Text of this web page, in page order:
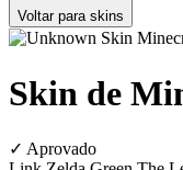
Voltar para skins
Skin de
✓ Aprovado